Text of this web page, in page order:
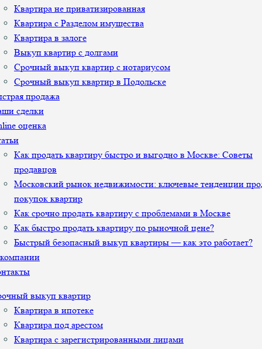
Квартира не приватизированная
Квартира с Разделом имущества
Квартира в залоге
Выкуп квартир с долгами
Срочный выкуп квартир с нотариусом
Срочный выкуп квартир в Подольске
продажа
сделки
оценка
Как продать квартиру быстро и выгодно в Москве: Советы
продавцов
Московский рынок недвижимости: ключевые тенденции
покупок квартир
Как срочно продать квартиру с проблемами в Москве
Как быстро продать квартиру по рыночной цене?
Быстрый безопасный выкуп квартиры — как это работает?
выкуп квартир
Квартира в ипотеке
Квартира под арестом
Квартира с зарегистрированными лицами